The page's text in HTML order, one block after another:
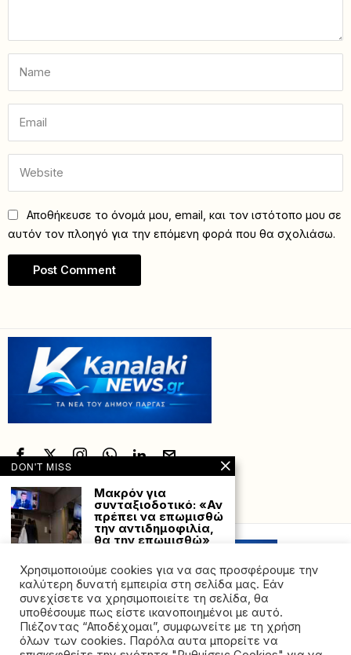
Αποθήκευσε το όνομά μου, email, και τον ιστότοπο μου σε
αυτόν τον πλοηγό για την επόμενη φορά που θα σχολιάσω.
Powered with by Hostville”)
©2026 - All rights reserved. Απαγορεύεται ρητά η
Χρησιμοποιούμε cookies για να σας προσφέρουμε την
καλύτερη δυνατή εμπειρία στη σελίδα μας. Εάν
συνεχίσετε να χρησιμοποιείτε τη σελίδα, θα
υποθέσουμε πως είστε ικανοποιημένοι με αυτό.
Πιέζοντας “Αποδέχομαι”, συμφωνείτε με τη χρήση
όλων των cookies. Παρόλα αυτα μπορείτε να
DON'T MISS
Μακρόν για
συνταξιοδοτικό: «Αν
πρέπει να επωμισθώ
την αντιδημοφιλία,
θα την επωμισθώ»
Γαλλίας, Εμανουέλ
Μακρόν συνεχίζει να
ισχυρίζεται
Ανακοινώθηκε η
επίσκεψη Πούτιν
στην Κίνα – Πότε θα